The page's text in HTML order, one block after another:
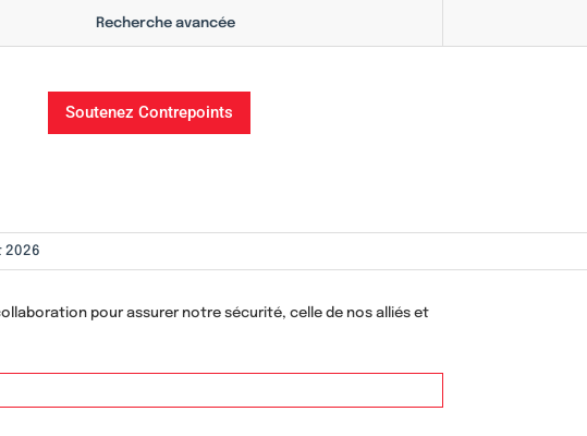
Recherche avancée
Soutenez Contrepoints
2026
pour assurer notre sécurité, celle de nos alliés et